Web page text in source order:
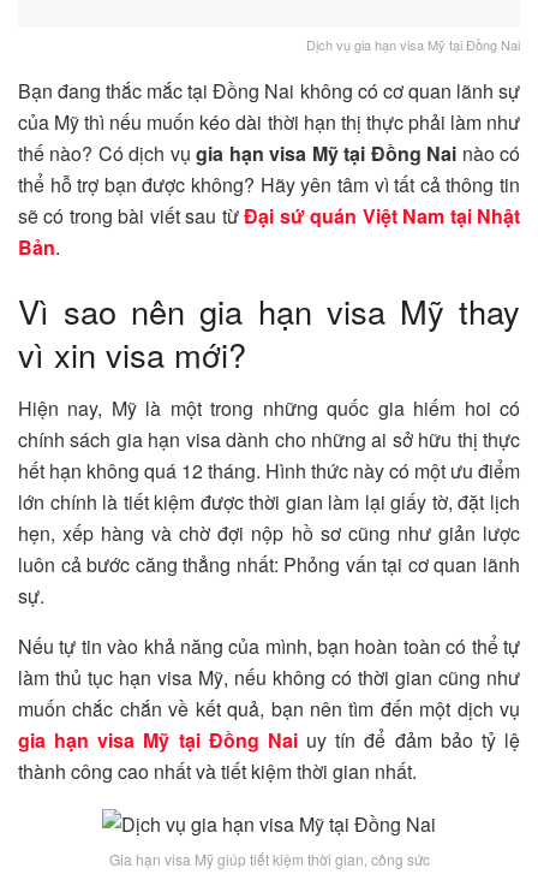
Dịch vụ gia hạn visa Mỹ tại Đồng Nai
Bạn đang thắc mắc tại Đồng Nai không có cơ quan lãnh sự
của Mỹ thì nếu muốn kéo dài thời hạn thị thực phải làm như
thế nào? Có dịch vụ gia hạn visa Mỹ tại Đồng Nai nào có
thể hỗ trợ bạn được không? Hãy yên tâm vì tất cả thông tin
sẽ có trong bài viết sau từĐại sứ quán Việt Nam tại Nhật
Bản.
Vì sao nên gia hạn visa Mỹ thay
vì xin visa mới?
Hiện nay, Mỹ là một trong những quốc gia hiếm hoi có
chính sách gia hạn visa dành cho những ai sở hữu thị thực
hết hạn không quá 12 tháng. Hình thức này có một ưu điểm
lớn chính là tiết kiệm được thời gian làm lại giấy tờ, đặt lịch
hẹn, xếp hàng và chờ đợi nộp hồ sơ cũng như giản lược
luôn cả bước căng thẳng nhất: Phỏng vấn tại cơ quan lãnh
sự.
Nếu tự tin vào khả năng của mình, bạn hoàn toàn có thể tự
làm thủ tục hạn visa Mỹ, nếu không có thời gian cũng như
muốn chắc chắn về kết quả, bạn nên tìm đến một dịch vụ
gia hạn visa Mỹ tại Đồng Naiuy tín để đảm bảo tỷ lệ
thành công cao nhất và tiết kiệm thời gian nhất.
Gia hạn visa Mỹ giúp tiết kiệm thời gian, công sức